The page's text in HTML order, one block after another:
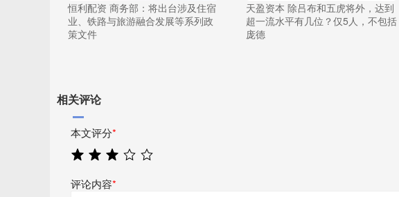
恒利配资 商务部：将出台涉及住宿
业、铁路与旅游融合发展等系列政
策文件
天盈资本 除吕布和五虎将外，达到
超一流水平有几位？仅5人，不包括
庞德
相关评论
本文评分*
评论内容*